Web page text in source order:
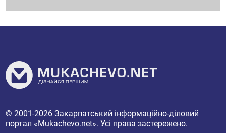
© 2001-2026Закарпатський інформаційно-діловий
портал «Mukachevo.net». Усі права застережено.